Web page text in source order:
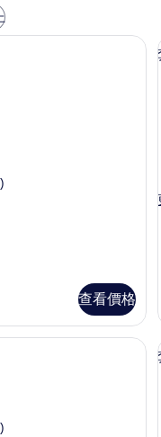
花園景觀 | 低過敏寢具、羽絨
查看價格
的
房 (Prestige) | 低過敏寢具、